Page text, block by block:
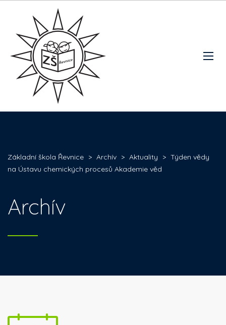
Základní škola Řevnice > Archív > Aktuality > Týden vědy
na Ústavu chemických procesů Akademie věd
Archív